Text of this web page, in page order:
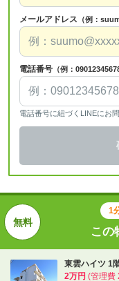
メールアドレス （例：
電話番号 （例：09012345678
電話番号に紐づくLINEにお
1
この
東雲ハイツ 1
2万円 (管理費